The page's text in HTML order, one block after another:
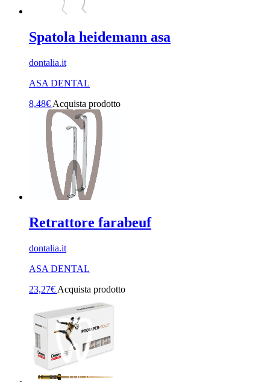
Spatola heidemann asa
dontalia.it
ASA DENTAL
8,48€ Acquista prodotto
Retrattore farabeuf
dontalia.it
ASA DENTAL
23,27€ Acquista prodotto